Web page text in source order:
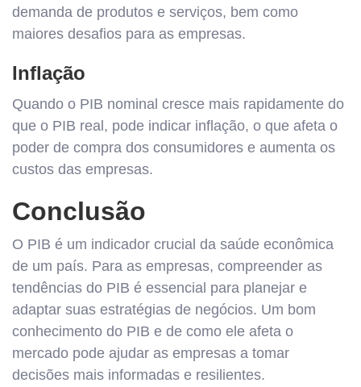
demanda de produtos e serviços, bem como
maiores desafios para as empresas.
Inflação
Quando o PIB nominal cresce mais rapidamente do
que o PIB real, pode indicar inflação, o que afeta o
poder de compra dos consumidores e aumenta os
custos das empresas.
Conclusão
O PIB é um indicador crucial da saúde econômica
de um país. Para as empresas, compreender as
tendências do PIB é essencial para planejar e
adaptar suas estratégias de negócios. Um bom
conhecimento do PIB e de como ele afeta o
mercado pode ajudar as empresas a tomar
decisões mais informadas e resilientes.